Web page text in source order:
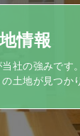
情報
社の強みです。
土地が見つか